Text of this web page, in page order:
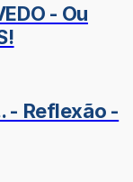
- Ou
- Reflexão -